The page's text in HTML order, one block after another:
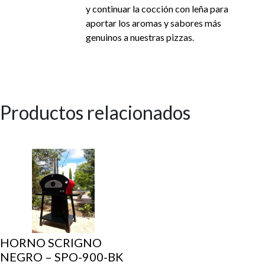
y continuar la cocción con leña para
aportar los aromas y sabores más
genuinos a nuestras pizzas.
Productos relacionados
HORNO SCRIGNO
NEGRO – SPO-900-BK